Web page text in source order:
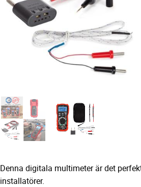
Denna digitala multimeter är det
installatörer.